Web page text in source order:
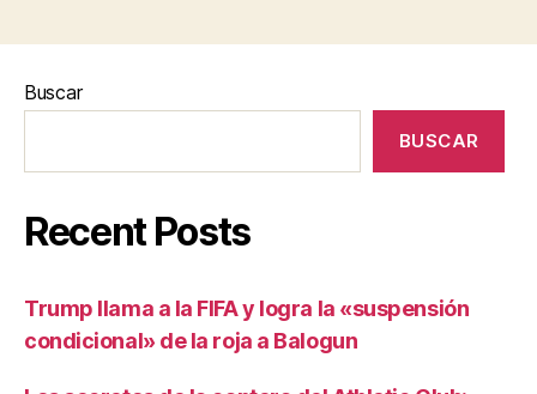
Buscar
BUSCAR
Recent Posts
Trump llama a la FIFA y logra la «suspensión
condicional» de la roja a Balogun